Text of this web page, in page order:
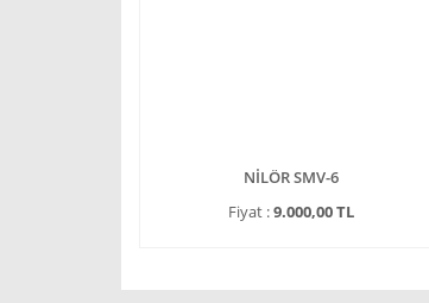
NİLÖR SMV-6
Fiyat :9.000,00 TL